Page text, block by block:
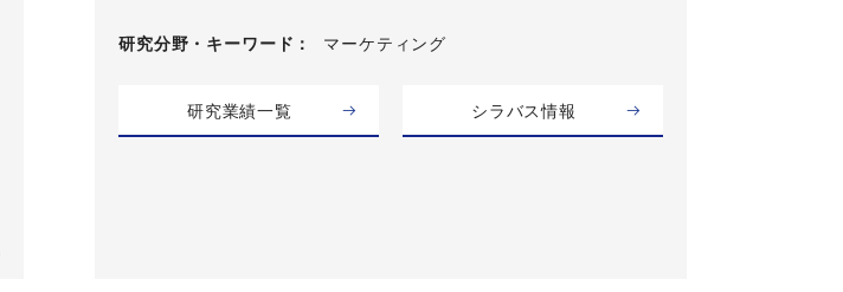
研究分野・ キーワード マーケティング
研究業績一覧 シラバス情報